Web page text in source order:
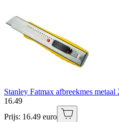
Stanley Fatmax afbreekmes metaal
16.49
Prijs: 16.49 euro